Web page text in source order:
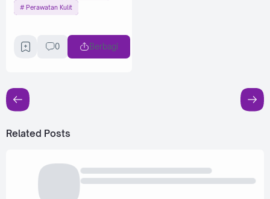
Perawatan Kulit
0 Berbagi
Related Posts